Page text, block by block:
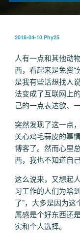
发
于
2018-04-10 Phy25
人有一点和其他动
西，看起来是免费“
是我有些话想找人
法变成了互联网上
己的一点表达欲、
突然发现了这一点
关心鸡毛蒜皮的事
博客了。然而心里
西，我也不知道自己
这么说来，又想起
习工作的人们为啥
了”，大多是因为
属感是个好东西还
实和个人选择。